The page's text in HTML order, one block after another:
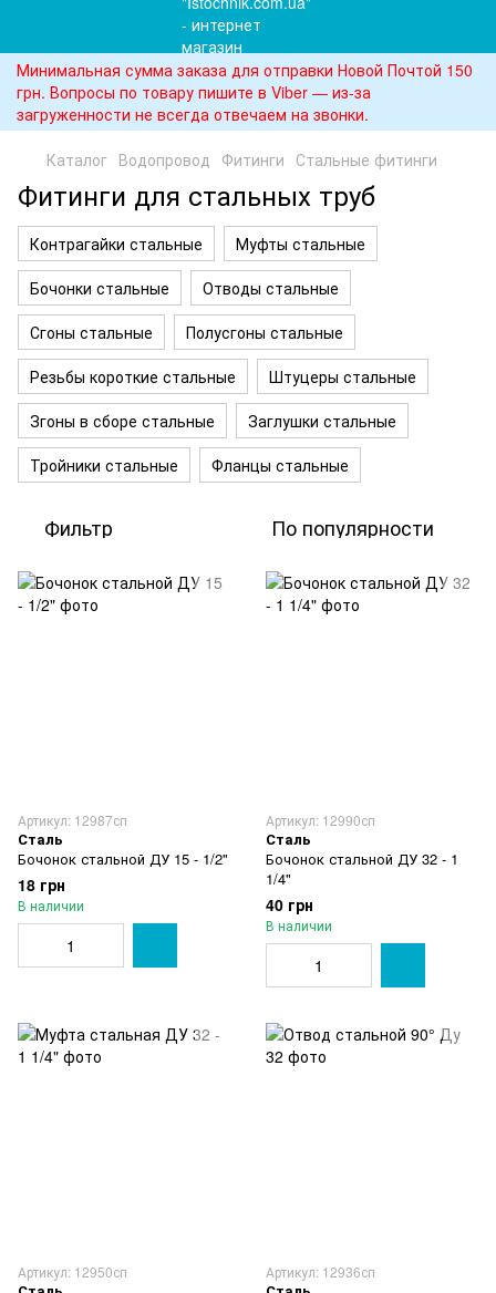
Минимальная сумма заказа для отправки Новой Почтой 150
грн. Вопросы по товару пишите в Viber — из-за
загруженности не всегда отвечаем на звонки.
Каталог Водопровод Фитинги Стальные фитинги
Фитинги для стальных труб
Контрагайки стальные
Муфты стальные
Бочонки стальные
Отводы стальные
Сгоны стальные
Полусгоны стальные
Резьбы короткие стальные
Штуцеры стальные
Згоны в сборе стальные
Заглушки стальные
Тройники стальные
Фланцы стальные
Фильтр По популярности
Артикул: 12987сп
Сталь
Бочонок стальной ДУ 15 - 1/2"
18 грн
В наличии
Артикул: 12990сп
Сталь
Бочонок стальной ДУ 32 - 1
1/4"
40 грн
В наличии
Артикул: 12950сп Артикул: 12936сп